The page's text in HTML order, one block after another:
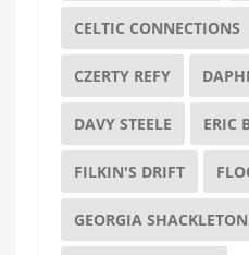
CELTIC CONNECTIONS
CZERTY REFY
DAVY STEELE ERIC
FILKIN'S DRIFT
GEORGIA SHACKLETON